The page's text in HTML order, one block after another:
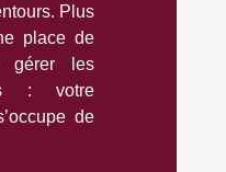
Plus
place de
gérer les
: votre
de